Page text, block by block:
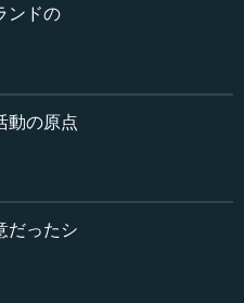
ことは当たり前でしょ
義はあまり使えません。
は、より良い名前を選ぼ
選ぼうという話にしかなら
だと、それ以上議論が進ま
科書を読むと、ブランド
良い名前やシンボルを選
ンドの
動の原点
だったシ